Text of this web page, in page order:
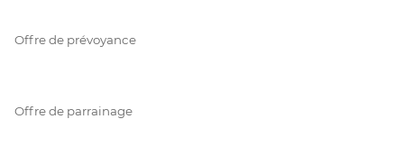
Offre de prévoyance
Offre de parrainage